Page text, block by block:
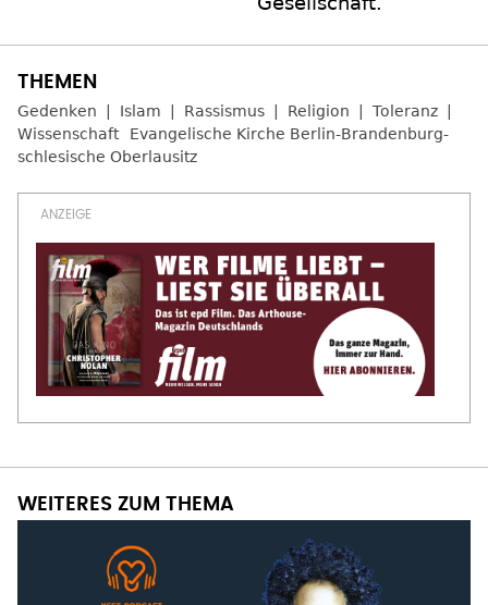
Gedenken Islam Rassismus Religion
Toleranz
Wissenschaft
Evangelische Kirche Berlin-Brandenburg-
schlesische Oberlausitz